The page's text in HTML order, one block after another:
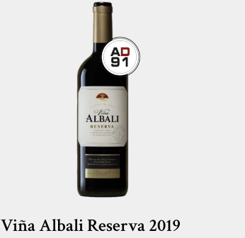
Viña Albali Reserva 2019